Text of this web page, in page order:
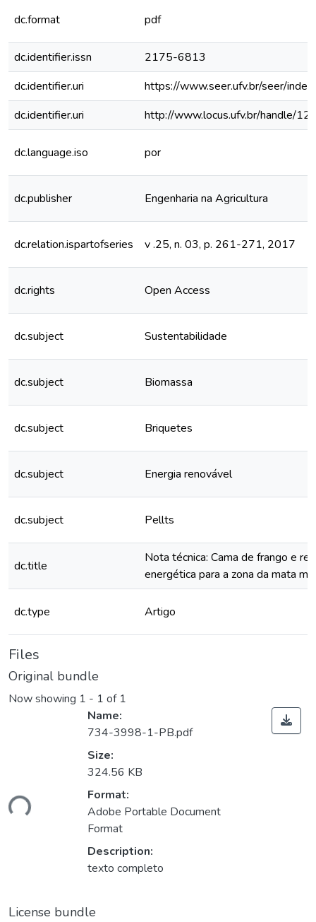
dc.format pdf
dc.identifier.issn
2175-6813
dc.identifier.uri
https://www.seer.ufv.br/seer/
dc.identifier.uri
http://www.locus.ufv.br/handle/
dc.language.iso por
dc.publisher Engenharia na Agricultura
dc.relation.ispartofseries v .25, n. 03, p. 261-271, 2017
dc.rights Open Access
dc.subject Sustentabilidade
dc.subject Biomassa
dc.subject Briquetes
dc.subject Energia renovável
dc.subject Pellts
dc.title
Nota técnica: Cama de frango e
energética para a zona da mata
dc.type Artigo
Files
Original bundle
Now showing 1 - 1 of 1
Name:
734-3998-1-PB.pdf
Size:
324.56 KB
Format:
Adobe Portable Document
Format
Description:
texto completo
License bundle